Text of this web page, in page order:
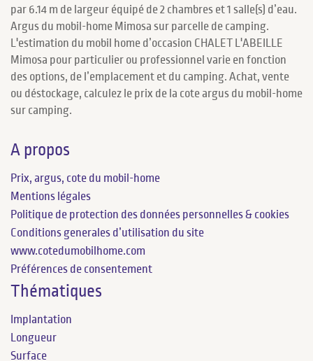
par 6.14 m de largeur équipé de 2 chambres et 1 salle(s) d’eau.
Argus du mobil-home Mimosa sur parcelle de camping.
L'estimation du mobil home d’occasion CHALET L'ABEILLE
Mimosa pour particulier ou professionnel varie en fonction
des options, de l’emplacement et du camping. Achat, vente
ou déstockage, calculez le prix de la cote argus du mobil-home
sur camping.
A propos
Prix, argus, cote du mobil-home
Mentions légales
Politique de protection des données personnelles & cookies
Conditions generales d’utilisation du site
www.cotedumobilhome.com
Préférences de consentement
Thématiques
Implantation
Longueur
Surface